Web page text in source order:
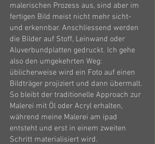
malerischen Prozess aus, sind aber im
fertigen Bild meist nicht mehr sicht-
und erkennbar. Anschliessend werden
die Bilder auf Stoff, Leinwand oder
Aluverbundplatten gedruckt. Ich gehe
also den umgekehrten Weg:
üblicherweise wird ein Foto auf einen
Bildträger projiziert und dann übermalt.
So bleibt der traditionelle Approach zur
Malerei mit Öl oder Acryl erhalten,
während meine Malerei am ipad
entsteht und erst in einem zweiten
Schritt materialisiert wird.